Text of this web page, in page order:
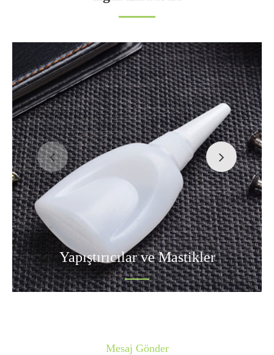
Yapıştırıcılar ve Mastikler
Mesaj Gönder